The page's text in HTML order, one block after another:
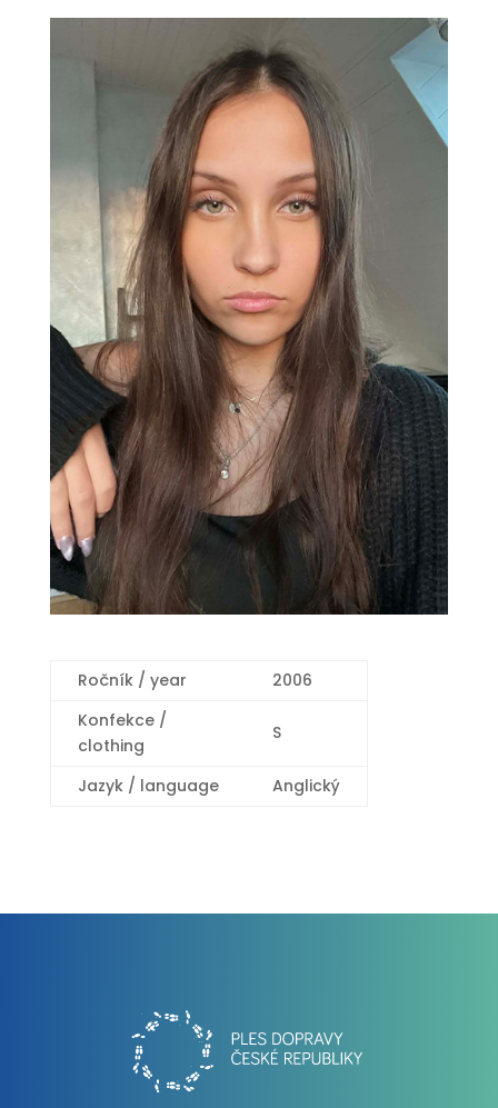
Ročník / year
2006
Konfekce /
clothing
S
Jazyk / language Anglický